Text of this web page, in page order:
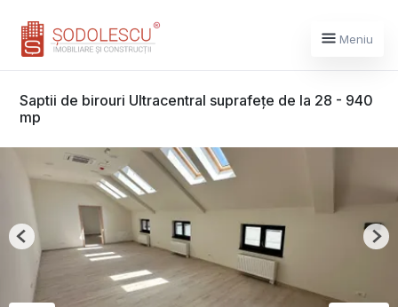
Meniu
Saptii de birouri Ultracentral suprafețe de la 28 - 940
mp
Previous